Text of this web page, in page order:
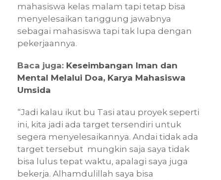
mahasiswa kelas malam tapi tetap bisa
menyelesaikan tanggung jawabnya
sebagai mahasiswa tapi tak lupa dengan
pekerjaannya.
Baca juga: Keseimbangan Iman dan
Mental Melalui Doa, Karya Mahasiswa
Umsida
“Jadi kalau ikut bu Tasi atau proyek seperti
ini, kita jadi ada target tersendiri untuk
segera menyelesaikannya. Andai tidak ada
target tersebut mungkin saja saya tidak
bisa lulus tepat waktu, apalagi saya juga
bekerja. Alhamdulillah saya bisa